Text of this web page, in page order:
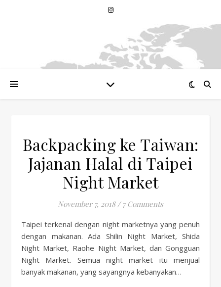
Backpacking ke Taiwan:
Jajanan Halal di Taipei
Night Market
November 7, 2018 / 7 Comments
Taipei terkenal dengan night marketnya yang penuh
dengan makanan. Ada Shilin Night Market, Shida
Night Market, Raohe Night Market, dan Gongguan
Night Market. Semua night market itu menjual
banyak makanan, yang sayangnya kebanyakan…